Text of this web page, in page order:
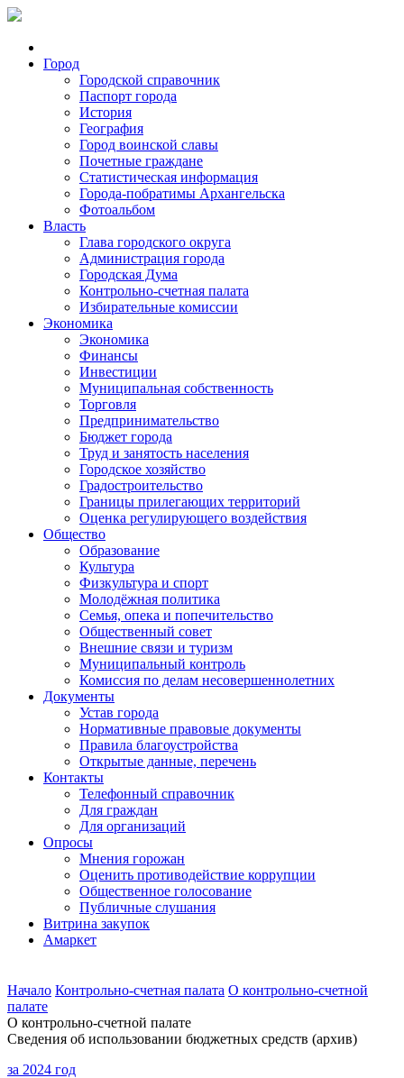
Город
Городской справочник
Паспорт города
История
География
Город воинской славы
Почетные граждане
Статистическая информация
Города-побратимы Архангельска
Фотоальбом
Власть
Глава городского округа
Администрация города
Городская Дума
Контрольно-счетная палата
Избирательные комиссии
Экономика
Экономика
Финансы
Инвестиции
Муниципальная собственность
Торговля
Предпринимательство
Бюджет города
Труд и занятость населения
Городское хозяйство
Градостроительство
Границы прилегающих территорий
Оценка регулирующего воздействия
Общество
Образование
Культура
Физкультура и спорт
Молодёжная политика
Семья, опека и попечительство
Общественный совет
Внешние связи и туризм
Муниципальный контроль
Комиссия по делам несовершеннолетних
Документы
Устав города
Нормативные правовые документы
Правила благоустройства
Открытые данные, перечень
Контакты
Телефонный справочник
Для граждан
Для организаций
Опросы
Мнения горожан
Оценить противодействие коррупции
Общественное голосование
Публичные слушания
Витрина закупок
Амаркет
Начало Контрольно-счетная палата О контрольно-счетной
палате
О контрольно-счетной палате
Сведения об использовании бюджетных средств (архив)
за 2024 год